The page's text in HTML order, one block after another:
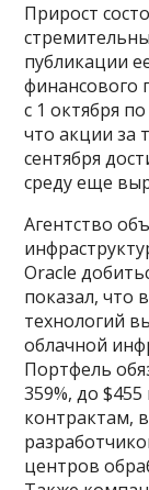
Прирост
публикации
финансового
с 1 октября
что акции за
сентября
среду еще
Агентство
Oracle
показал, что
технологий
облачной
Портфель
359%, до
контрактам,
центров